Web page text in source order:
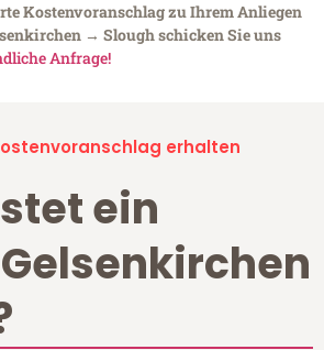
Kostenvoranschlag zu Ihrem Anliegen
→ Slough schicken Sie uns
Anfrage!
erhalten
ein